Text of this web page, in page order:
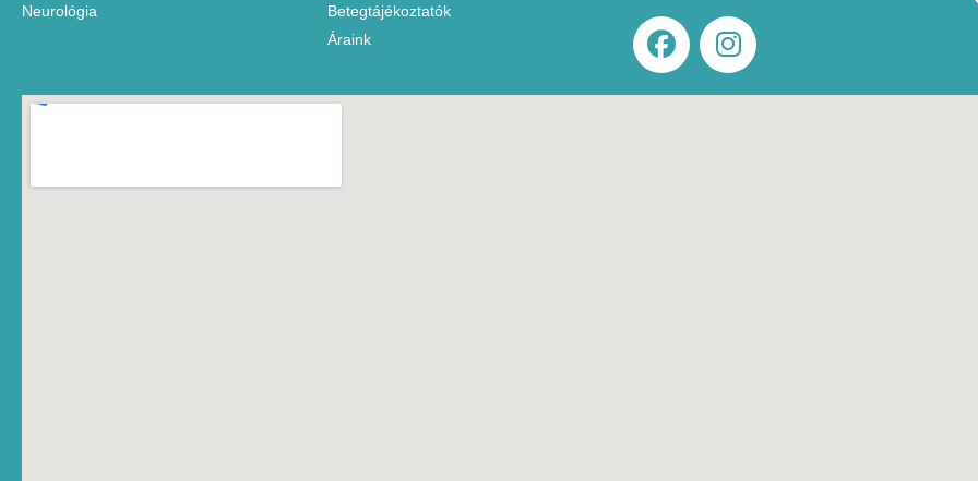
Neurológia
Betegtájékoztatók
Áraink